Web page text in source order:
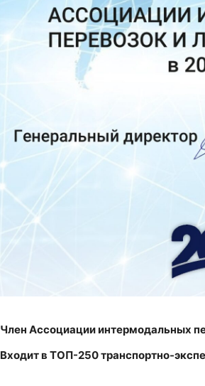
Член Ассоциации интермодальных
Входит в ТОП-250 транспортно-